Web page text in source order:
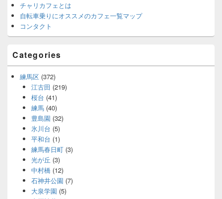
チャリカフェとは
自転車乗りにオススメのカフェ一覧マップ
コンタクト
Categories
練馬区 (372)
江古田 (219)
桜台 (41)
練馬(40)
豊島園 (32)
氷川台 (5)
平和台 (1)
練馬春日町(3)
光が丘 (3)
中村橋(12)
石神井公園 (7)
大泉学園 (5)